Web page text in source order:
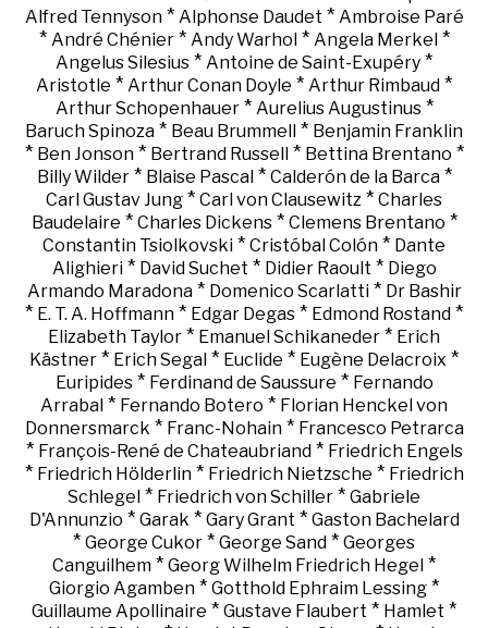
Alfred Tennyson* Alphonse Daudet * Ambroise Paré
* André Chénier* Andy Warhol * Angela Merkel *
Angelus Silesius * Antoine de Saint-Exupéry *
Aristotle * Arthur Conan Doyle * Arthur Rimbaud *
Arthur Schopenhauer* Aurelius Augustinus*
Baruch Spinoza * Beau Brummell * Benjamin Franklin
* Ben Jonson* Bertrand Russell * Bettina Brentano *
Billy Wilder* Blaise Pascal* Calderón de la Barca*
Carl Gustav Jung * Carl von Clausewitz * Charles
Baudelaire * Charles Dickens* Clemens Brentano *
Constantin Tsiolkovski * Cristóbal Colón * Dante
Alighieri* David Suchet * Didier Raoult * Diego
Armando Maradona* Domenico Scarlatti* Dr Bashir
* E. T. A. Hoffmann * Edgar Degas * Edmond Rostand *
Elizabeth Taylor * Emanuel Schikaneder * Erich
Kästner * Erich Segal * Euclide * Eugène Delacroix *
Euripides* Ferdinand de Saussure * Fernando
Arrabal * Fernando Botero * Florian Henckel von
Donnersmarck * Franc-Nohain* Francesco Petrarca
* François-René de Chateaubriand* Friedrich Engels
* Friedrich Hölderlin* Friedrich Nietzsche * Friedrich
Schlegel * Friedrich von Schiller * Gabriele
D'Annunzio * Garak * Gary Grant * Gaston Bachelard
* George Cukor * George Sand * Georges
Canguilhem * Georg Wilhelm Friedrich Hegel *
Giorgio Agamben * Gotthold Ephraim Lessing *
Guillaume Apollinaire * Gustave Flaubert * Hamlet *